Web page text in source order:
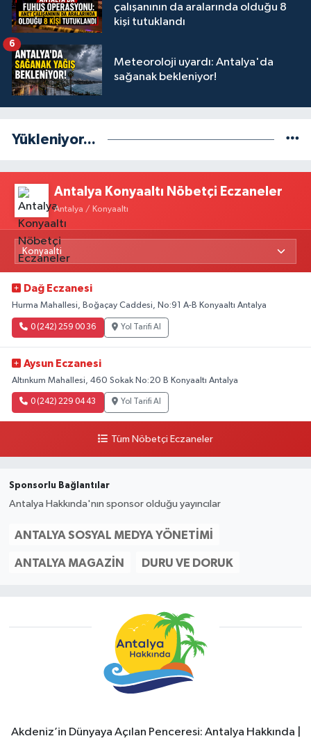
çalışanının da aralarında olduğu 8
kişi tutuklandı
Meteoroloji uyardı: Antalya'da
sağanak bekleniyor!
6
Yükleniyor...
Antalya Konyaaltı Nöbetçi Eczaneler
Antalya / Konyaaltı
Dağ Eczanesi
Hurma Mahallesi, Boğaçay Caddesi, No:91 A-B Konyaaltı Antalya
0 (242) 259 00 36 Yol Tarifi Al
Aysun Eczanesi
Altınkum Mahallesi, 460 Sokak No:20 B Konyaaltı Antalya
0 (242) 229 04 43 Yol Tarifi Al
Tüm Nöbetçi Eczaneler
Sponsorlu Bağlantılar
Antalya Hakkında'nın sponsor olduğu yayıncılar
ANTALYA SOSYAL MEDYA YÖNETIMI
ANTALYA MAGAZIN DURU VE DORUK
Akdeniz’in Dünyaya Açılan Penceresi: Antalya Hakkında |